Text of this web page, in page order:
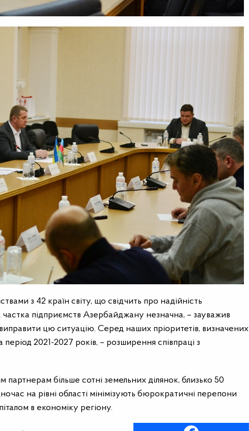
з 42 країн світу, що свідчить про надійність
підприємств Азербайджану незначна, – зауважив
цю ситуацію. Серед наших пріоритетів, визначених
2021-2027 років, – розширення співпраці з
більше сотні земельних ділянок, близько 50
на рівні області мінімізують бюрократичні перепони
в економіку регіону.